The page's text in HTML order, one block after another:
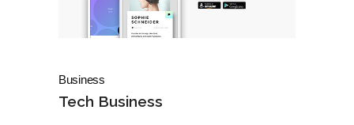
Business
Tech Business